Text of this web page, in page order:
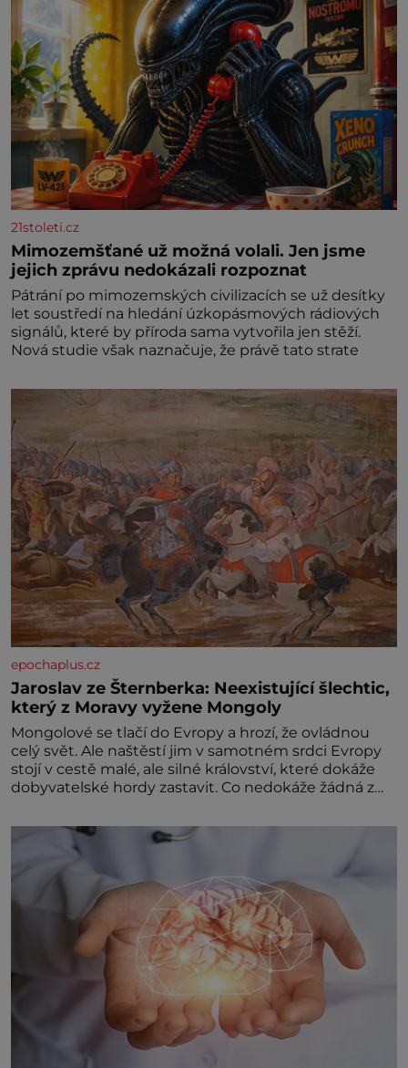
21stoleti.cz
Mimozemšťané už možná volali. Jen jsme
jejich zprávu nedokázali rozpoznat
Pátrání po mimozemských civilizacích se už desítky
let soustředí na hledání úzkopásmových rádiových
signálů, které by příroda sama vytvořila jen stěží.
Nová studie však naznačuje, že právě tato strate
epochaplus.cz
Jaroslav ze Šternberka: Neexistující šlechtic,
který z Moravy vyžene Mongoly
Mongolové se tlačí do Evropy a hrozí, že ovládnou
celý svět. Ale naštěstí jim v samotném srdci Evropy
stojí v cestě malé, ale silné království, které dokáže
dobyvatelské hordy zastavit. Co nedokáže žádná z
král. Nebo že by ne? Mongolové od roku 1223
postupují podél Kaspického a Azovského moře,